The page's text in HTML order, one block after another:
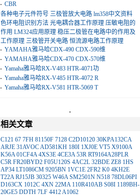
CBR
各种电子元件符号 三极管放大电路 lm358中文资料
色环电阻识别方法 光电耦合器工作原理 压敏电阻的
作用 LM324应用原理 稳压二极管在电路中的作用及
工作原理 三极管开关电路 恒流源电路工作原理
YAMAHA雅马哈CDX-490 CDX-590维
YAMAHA雅马哈CDX-470 CDX-570维
Yamaha雅马哈RX-V483 HTR-4071功
Yamaha雅马哈RX-V485 HTR-4072 R
Yamaha雅马哈RX-V581 HTR-5069 T
.
相关文章
C121 67 7FH 81150F 7128 C2D10120 30KPA132CA
ARJE 31AVOCAD581KH 180I 1XJ0E VT5 X9100A
K56A 01CF4A 4XS3E 4CE3A 53R RT9164A28PLR
C5R FR20BYD2 F05U120S 4AC2L 32BDE ZE8 1HS
AP34 LT1086CM 9205BN 1VC1E 2FR2 K0 4KH2E
T22A RJ15JB 30325 W46A SM2501N N518 78DL06PI
D163CX 1012C 4XN 22MA 110R410AB S08I 1189BH-
20GE5 DDTH 7LF 4412A1062